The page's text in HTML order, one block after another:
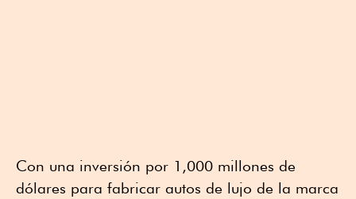
Con una inversión por 1,000 millones de
dólares para fabricar autos de lujo de la marca